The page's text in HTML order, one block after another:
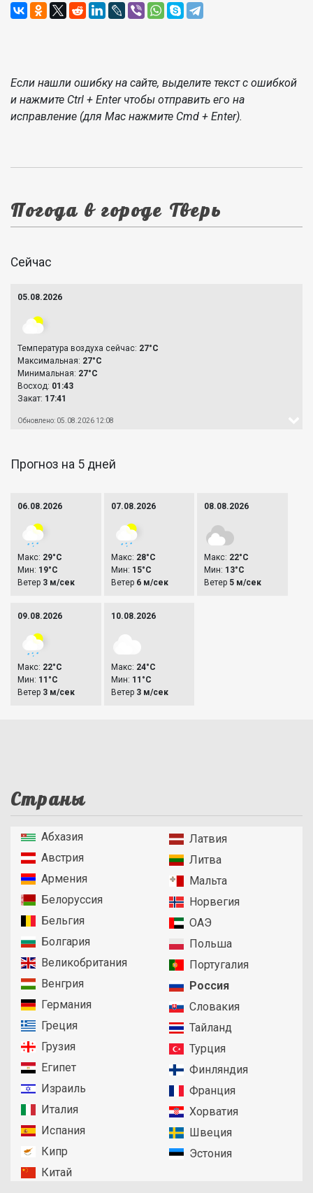
Если нашли ошибку на сайте, выделите текст с ошибкой
и нажмите Ctrl + Enter чтобы отправить его на
исправление (для Mac нажмите Cmd + Enter).
Погода в городе Тверь
Сейчас
05.08.2026
Температура воздуха сейчас: 27°C
Максимальная: 27°C
Минимальная: 27°C
Восход: 01:43
Закат: 17:41
Обновлено: 05.08.2026 12:08
Прогноз на 5 дней
06.08.2026
Макс: 29°C
Мин: 19°C
Ветер 3 м/сек
07.08.2026
Макс: 28°C
Мин: 15°C
Ветер 6 м/сек
08.08.2026
Макс: 22°C
Мин: 13°C
Ветер 5 м/сек
09.08.2026
Макс: 22°C
Мин: 11°C
Ветер 3 м/сек
10.08.2026
Макс: 24°C
Мин: 11°C
Ветер 3 м/сек
Страны
Абхазия
Австрия
Армения
Белоруссия
Бельгия
Болгария
Великобритания
Венгрия
Германия
Греция
Грузия
Египет
Израиль
Италия
Испания
Кипр
Китай
Латвия
Литва
Мальта
Норвегия
ОАЭ
Польша
Португалия
Россия
Словакия
Тайланд
Турция
Финляндия
Франция
Хорватия
Швеция
Эстония